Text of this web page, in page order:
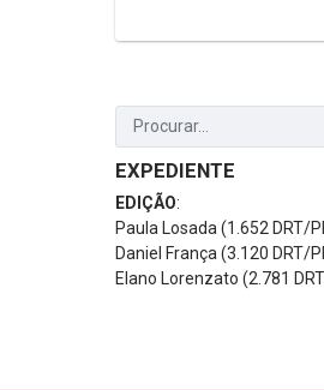
EXPEDIENTE
EDIÇÃO:
Paula Losada (1.652 DRT/
Daniel França (3.120 DRT/
Elano Lorenzato (2.781